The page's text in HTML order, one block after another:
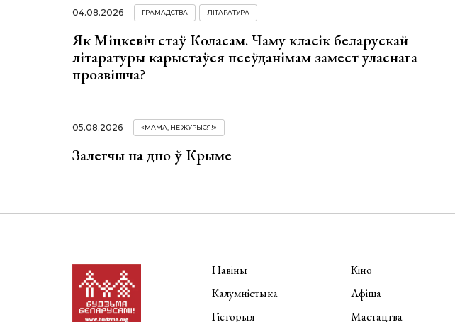
04.08.2026 ГРАМАДСТВА ЛІТАРАТУРА
Як Міцкевіч стаў Коласам. Чаму класік беларускай
літаратуры карыстаўся псеўданімам замест уласнага
прозвішча?
05.08.2026 «МАМА, НЕ ЖУРЫСЯ!»
Залегчы на дно ў Крыме
Навіны
Калумністыка
Гісторыя
Кіно
Афіша
Мастацтва